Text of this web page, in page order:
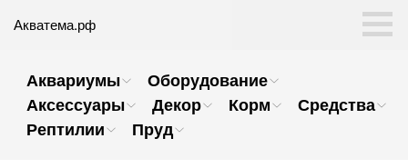
Акватема.рф
Аквариумы
Оборудование
Аксессуары
Декор Корм
Средства
Рептилии
Пруд